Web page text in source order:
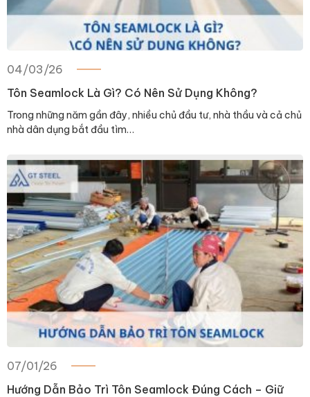
04/03/26
Tôn Seamlock Là Gì? Có Nên Sử Dụng Không?
Trong những năm gần đây, nhiều chủ đầu tư, nhà thầu và cả chủ
nhà dân dụng bắt đầu tìm…
07/01/26
Hướng Dẫn Bảo Trì Tôn Seamlock Đúng Cách – Giữ